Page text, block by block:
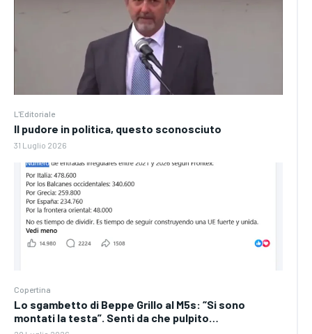
L'Editoriale
Il pudore in politica, questo sconosciuto
31 Luglio 2026
Copertina
Lo sgambetto di Beppe Grillo al M5s: “Si sono
montati la testa”. Senti da che pulpito…